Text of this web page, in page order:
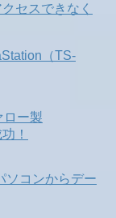
セスできなく
（TS-
ロー製
！
ソコンからデー